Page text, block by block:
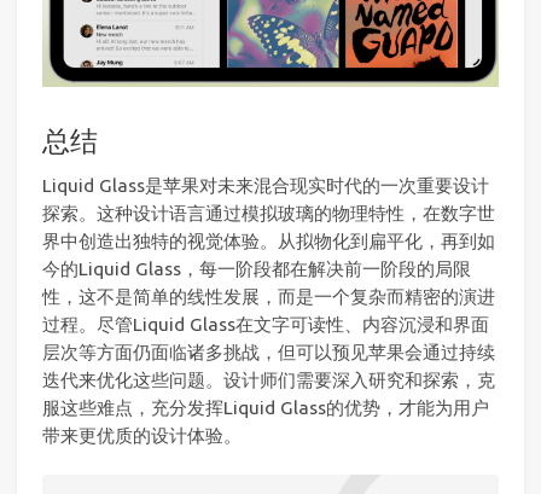
总结
Liquid Glass是苹果对未来混合现实时代的一次重要设计
探索。这种设计语言通过模拟玻璃的物理特性，在数字世
界中创造出独特的视觉体验。从拟物化到扁平化，再到如
今的Liquid Glass，每一阶段都在解决前一阶段的局限
性，这不是简单的线性发展，而是一个复杂而精密的演进
过程。尽管Liquid Glass在文字可读性、内容沉浸和界面
层次等方面仍面临诸多挑战，但可以预见苹果会通过持续
迭代来优化这些问题。设计师们需要深入研究和探索，克
服这些难点，充分发挥Liquid Glass的优势，才能为用户
带来更优质的设计体验。